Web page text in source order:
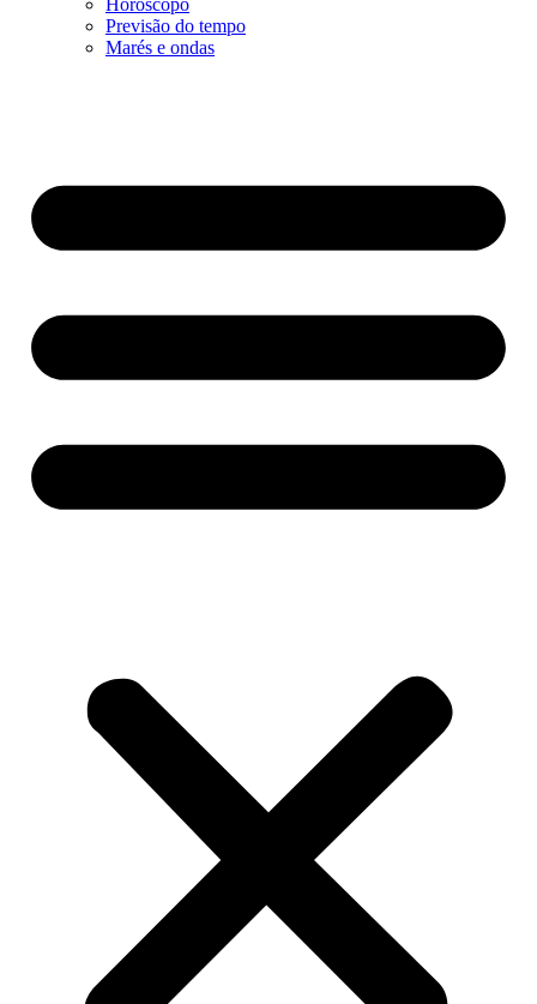
Previsão do tempo
Marés e ondas